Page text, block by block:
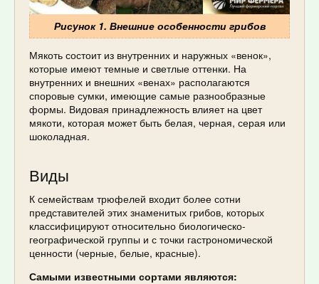
Рисунок 1. Внешние особенности грибов
Мякоть состоит из внутренних и наружных «венок»,
которые имеют темные и светлые оттенки. На
внутренних и внешних «венах» располагаются
споровые сумки, имеющие самые разнообразные
формы. Видовая принадлежность влияет на цвет
мякоти, которая может быть белая, черная, серая или
шоколадная.
Виды
К семействам трюфелей входит более сотни
представителей этих знаменитых грибов, которых
классифицируют относительно биологическо-
географической группы и с точки гастрономической
ценности (черные, белые, красные).
Самыми известными сортами являются: